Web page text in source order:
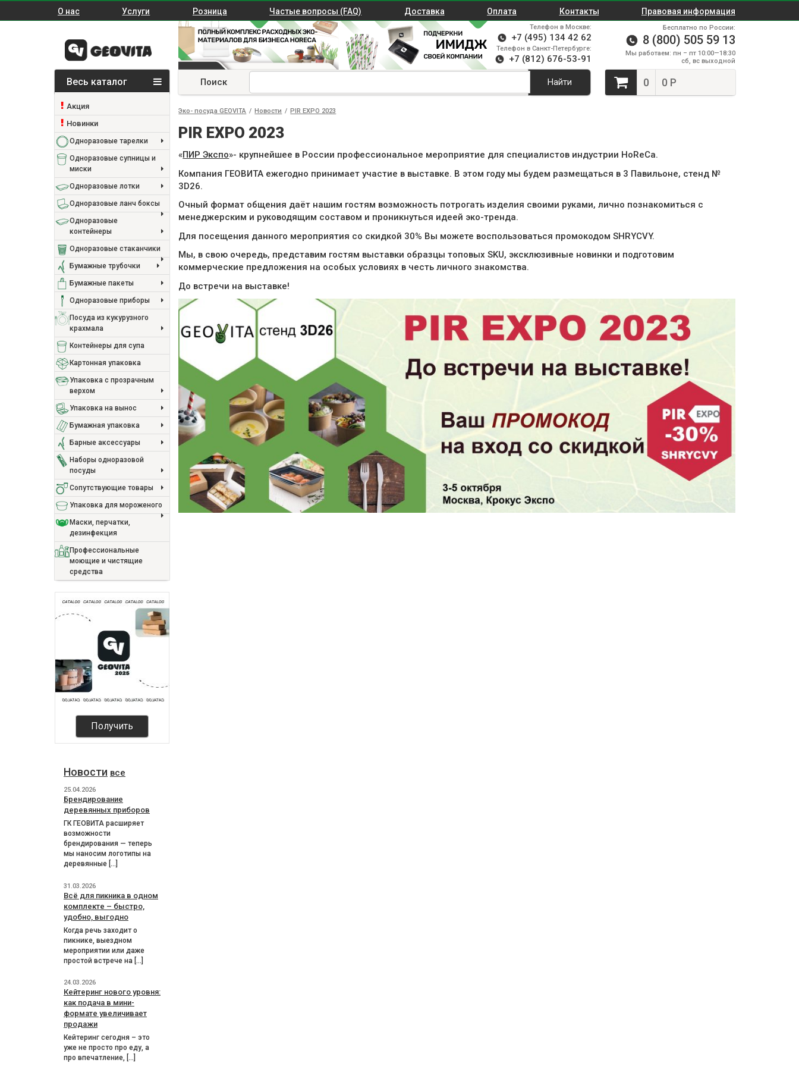
О нас Услуги Розница Частые вопросы (FAQ) Доставка Оплата Контакты Правовая информация
Телефон в Москве:
+7 (495) 134 42 62
Телефон в Санкт-Петербурге:
+7 (812) 676-53-91
Бесплатно по России:
8 (800) 505 59 13
Мы работаем: пн – пт 10:00—18:30
сб, вс выходной
Весь каталог Поиск Найти 0 0 Р
Акция
Новинки
Одноразовые тарелки
Одноразовые супницы и
миски
Одноразовые лотки
Одноразовые ланч боксы
Одноразовые
контейнеры
Одноразовые стаканчики
Бумажные трубочки
Бумажные пакеты
Одноразовые приборы
Посуда из кукурузного
крахмала
Контейнеры для супа
Картонная упаковка
Упаковка с прозрачным
верхом
Упаковка на вынос
Бумажная упаковка
Барные аксессуары
Наборы одноразовой
посуды
Сопутствующие товары
Упаковка для мороженого
Маски, перчатки,
дезинфекция
Профессиональные
моющие и чистящие
средства
Получить
Новости все
25.04.2026
Брендирование
деревянных приборов
ГК ГЕОВИТА расширяет
возможности
брендирования — теперь
мы наносим логотипы на
деревянные […]
31.03.2026
Всё для пикника в одном
комплекте – быстро,
удобно, выгодно
Когда речь заходит о
пикнике, выездном
мероприятии или даже
простой встрече на […]
24.03.2026
Кейтеринг нового уровня:
как подача в мини-
формате увеличивает
продажи
Кейтеринг сегодня – это
уже не просто про еду, а
про впечатление, […]
Эко- посуда GEOVITA / Новости / PIR EXPO 2023
PIR EXPO 2023
«ПИР Экспо»- крупнейшее в России профессиональное мероприятие для специалистов индустрии HoReCa.
Компания ГЕОВИТА ежегодно принимает участие в выставке. В этом году мы будем размещаться в 3 Павильоне, стенд №
3D26.
Очный формат общения даёт нашим гостям возможность потрогать изделия своими руками, лично познакомиться с
менеджерским и руководящим составом и проникнуться идеей эко-тренда.
Для посещения данного мероприятия со скидкой 30% Вы можете воспользоваться промокодом SHRYCVY.
Мы, в свою очередь, представим гостям выставки образцы топовых SKU, эксклюзивные новинки и подготовим
коммерческие предложения на особых условиях в честь личного знакомства.
До встречи на выставке!